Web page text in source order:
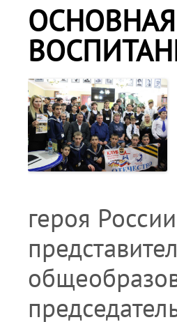
героя